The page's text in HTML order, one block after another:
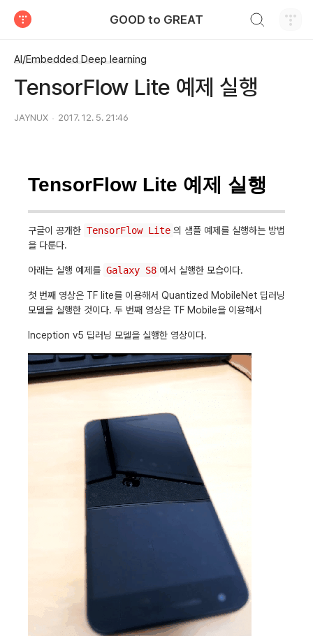
GOOD to GREAT
AI/Embedded Deep learning
TensorFlow Lite 예제 실행
JAYNUX 2017. 12. 5. 21:46
TensorFlow Lite 예제 실행
구글이 공개한 TensorFlow Lite 의 샘플 예제를 실행하는 방법
을 다룬다.
아래는 실행 예제를 Galaxy S8 에서 실행한 모습이다.
첫 번째 영상은 TF lite를 이용해서 Quantized MobileNet 딥러닝
모델을 실행한 것이다. 두 번째 영상은 TF Mobile을 이용해서
Inception v5 딥러닝 모델을 실행한 영상이다.